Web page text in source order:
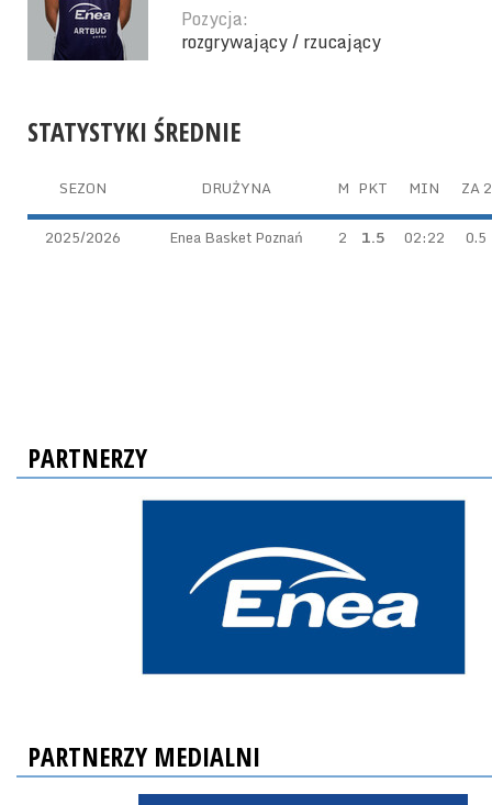
Pozycja:
rozgrywający / rzucający
STATYSTYKI ŚREDNIE
SEZON DRUŻYNA M PKT MIN ZA 2
2025/2026 Enea Basket Poznań 2 1.5 02:22 0.5
PARTNERZY
PARTNERZY MEDIALNI